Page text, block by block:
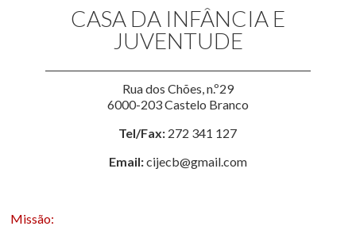
CASA DA INFÂNCIA E
JUVENTUDE
Rua dos Chões, n.º29
6000-203 Castelo Branco
Tel/Fax: 272 341 127
Email:cijecb@gmail.com
Missão: